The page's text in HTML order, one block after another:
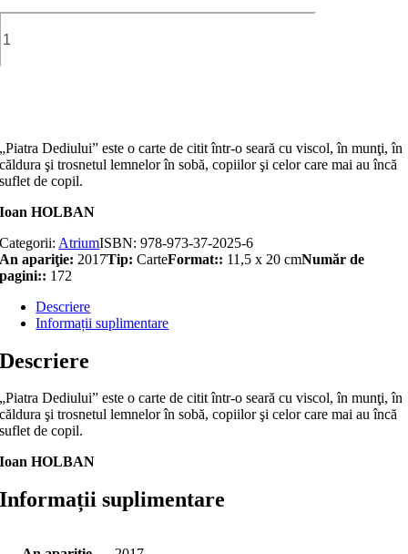
„Piatra Dediului” este o carte de citit într-o seară cu viscol, în munţi, în
căldura şi trosnetul lemne­lor în sobă, copiilor şi celor care mai au încă
suflet de copil.
Ioan HOLBAN
Categorii: AtriumISBN:978-973-37-2025-6
An apariţie: 2017Tip: CarteFormat:: 11,5 x 20 cmNumăr de
pagini:: 172
Descriere
Informații suplimentare
Descriere
„Piatra Dediului” este o carte de citit într-o seară cu viscol, în munţi, în
căldura şi trosnetul lemne­lor în sobă, copiilor şi celor care mai au încă
suflet de copil.
Ioan HOLBAN
Informații suplimentare